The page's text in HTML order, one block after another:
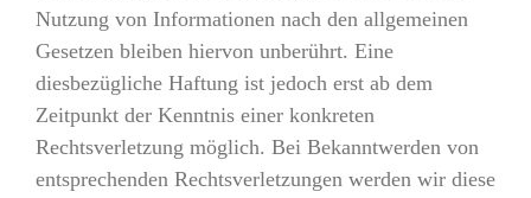
Nutzung von Informationen nach den allgemeinen
Gesetzen bleiben hiervon unberührt. Eine
diesbezügliche Haftung ist jedoch erst ab dem
Zeitpunkt der Kenntnis einer konkreten
Rechtsverletzung möglich. Bei Bekanntwerden von
entsprechenden Rechtsverletzungen werden wir diese